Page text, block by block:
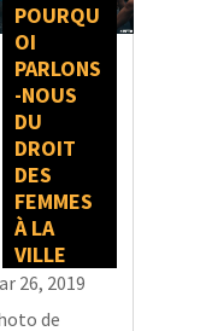
POURQU
OI
PARLONS
-NOUS
DU
DROIT
DES
FEMMES
À LA
VILLE
26, 2019
de